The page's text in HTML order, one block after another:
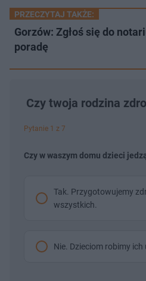
PRZECZYTAJ TAKŻE:
Gorzów: Zgłoś się do
poradę
Czy twoja rodzina
Pytanie 1 z 7
Czy w waszym domu dzieci
Tak. Przygotowujemy
wszystkich.
Nie. Dzieciom robimy ich